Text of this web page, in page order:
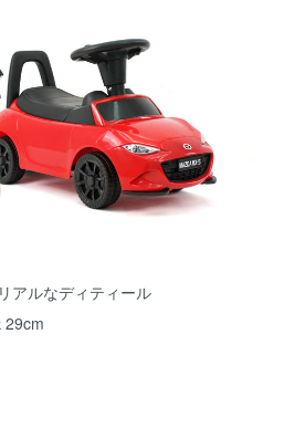
アルなディティール
29cm